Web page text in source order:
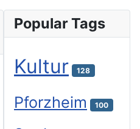
Popular Tags
Kultur 128
Pforzheim 100